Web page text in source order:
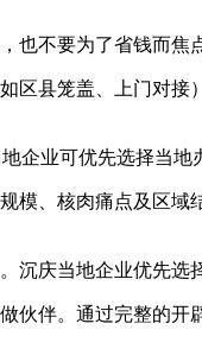
不要为了省钱而焦
县笼盖、上门对接
业可优先选择当地
、核肉痛点及区域
庆当地企业优先选
伴。通过完整的开